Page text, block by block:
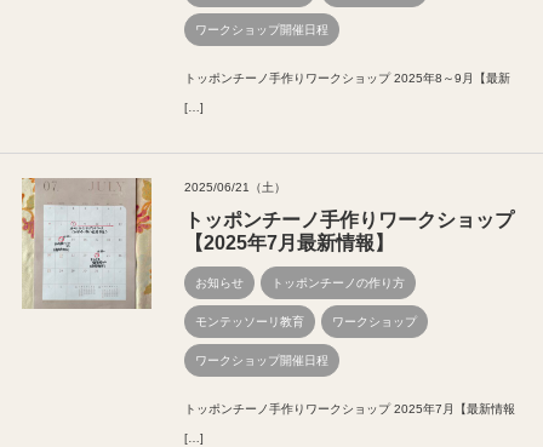
ワークショップ開催日程
トッポンチーノ手作りワークショップ 2025年8～9月【最新
[…]
2025/06/21（土）
トッポンチーノ手作りワークショップ
【2025年7月最新情報】
お知らせ トッポンチーノの作り方
モンテッソーリ教育 ワークショップ
ワークショップ開催日程
トッポンチーノ手作りワークショップ 2025年7月【最新情報
[…]